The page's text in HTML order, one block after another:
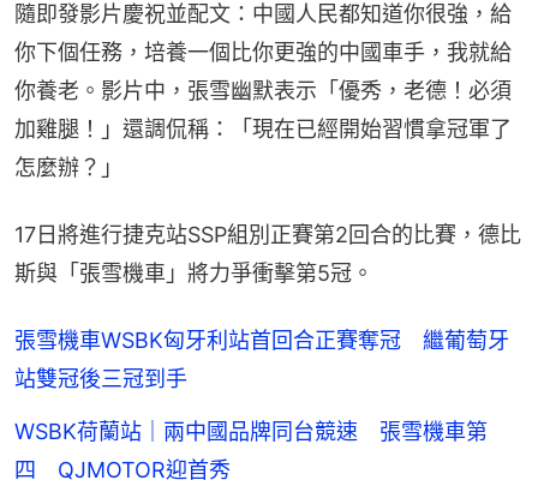
隨即發影片慶祝並配文：中國人民都知道你很強，給
你下個任務，培養一個比你更強的中國車手，我就給
你養老。影片中，張雪幽默表示「優秀，老德！必須
加雞腿！」還調侃稱：「現在已經開始習慣拿冠軍了
怎麼辦？」
17日將進行捷克站SSP組別正賽第2回合的比賽，德比
斯與「張雪機車」將力爭衝擊第5冠。
張雪機車WSBK匈牙利站首回合正賽奪冠 繼葡萄牙
站雙冠後三冠到手
WSBK荷蘭站｜兩中國品牌同台競速 張雪機車第
四 QJMOTOR迎首秀